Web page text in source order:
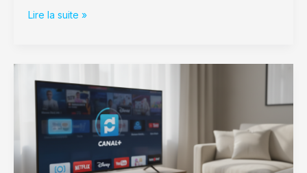
Lire la suite »
utiliser
androidtv.canalplus.com
votre
télé
connectée